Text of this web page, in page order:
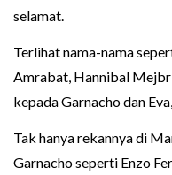
selamat.
Terlihat nama-nama
Amrabat, Hannibal
kepada Garnacho dan Eva,
Tak hanya rekannya di
Garnacho seperti Enzo